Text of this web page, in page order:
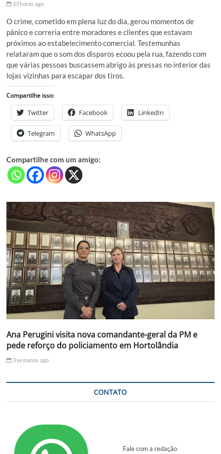
23 horas ago
O crime, cometido em plena luz do dia, gerou momentos de
pânico e correria entre moradores e clientes que estavam
próximos ao estabelecimento comercial. Testemunhas
relataram que o som dos disparos ecoou pela rua, fazendo com
que várias pessoas buscassem abrigo às pressas no interior das
lojas vizinhas para escapar dos tiros.
Compartilhe isso:
Twitter Facebook LinkedIn
Telegram WhatsApp
Compartilhe com um amigo:
Ana Perugini visita nova comandante-geral da PM e
pede reforço do policiamento em Hortolândia
3 semanas ago
CONTATO
Fale com a redação